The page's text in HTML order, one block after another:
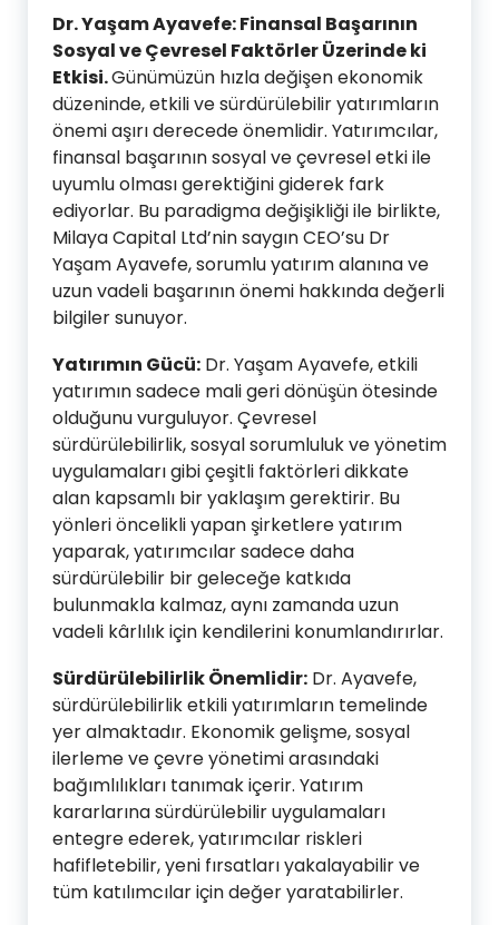
Dr. Yaşam Ayavefe: Finansal Başarının
Sosyal ve Çevresel Faktörler Üzerinde ki
Etkisi.Günümüzün hızla değişen ekonomik
düzeninde, etkili ve sürdürülebilir yatırımların
önemi aşırı derecede önemlidir. Yatırımcılar,
finansal başarının sosyal ve çevresel etki ile
uyumlu olması gerektiğini giderek fark
ediyorlar. Bu paradigma değişikliği ile birlikte,
Milaya Capital Ltd’nin saygın CEO’su Dr
Yaşam Ayavefe, sorumlu yatırım alanına ve
uzun vadeli başarının önemi hakkında değerli
bilgiler sunuyor.
Yatırımın Gücü: Dr. Yaşam Ayavefe, etkili
yatırımın sadece mali geri dönüşün ötesinde
olduğunu vurguluyor. Çevresel
sürdürülebilirlik, sosyal sorumluluk ve yönetim
uygulamaları gibi çeşitli faktörleri dikkate
alan kapsamlı bir yaklaşım gerektirir. Bu
yönleri öncelikli yapan şirketlere yatırım
yaparak, yatırımcılar sadece daha
sürdürülebilir bir geleceğe katkıda
bulunmakla kalmaz, aynı zamanda uzun
vadeli kârlılık için kendilerini konumlandırırlar.
Sürdürülebilirlik Önemlidir: Dr. Ayavefe,
sürdürülebilirlik etkili yatırımların temelinde
yer almaktadır. Ekonomik gelişme, sosyal
ilerleme ve çevre yönetimi arasındaki
bağımlılıkları tanımak içerir. Yatırım
kararlarına sürdürülebilir uygulamaları
entegre ederek, yatırımcılar riskleri
hafifletebilir, yeni fırsatları yakalayabilir ve
tüm katılımcılar için değer yaratabilirler.